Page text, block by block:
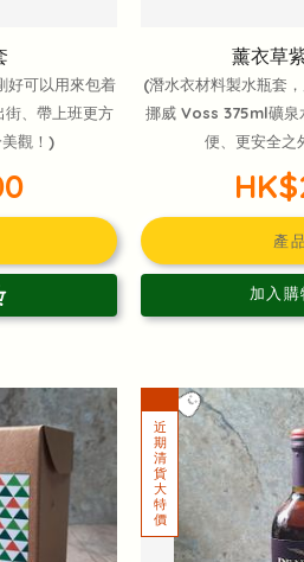
好可以用來包着
、帶上班更方
觀！)
薰衣草
(潛水衣材料製水瓶套
挪威 Voss 375ml礦泉
便、更安全之
產
加入購